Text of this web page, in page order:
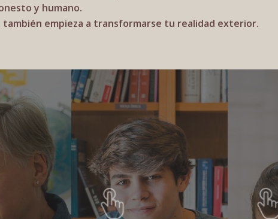
y humano.
empieza a transformarse tu realidad exterior.